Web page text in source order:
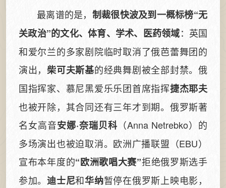
最离谱的是， 制裁很快波及到一概标榜“无
关政治”的文化、体育、学术、医药领域：英国
和爱尔兰的多家剧院临时取消了俄芭蕾舞团的
演出，柴可夫斯基的经典舞剧被全部封禁。俄
国指挥家、慕尼黑爱乐乐团首席指挥捷杰耶夫
也被开除，其合同还有三年才到期。俄罗斯著
名女高音安娜·奈瑞贝科 （Anna Netrebko）的
多场演出也被迫取消。欧洲广播联盟（EBU）
宣布本年度的“欧洲歌唱大赛”拒绝俄罗斯选手
参加。迪士尼和华纳暂停在俄罗斯上映电影，